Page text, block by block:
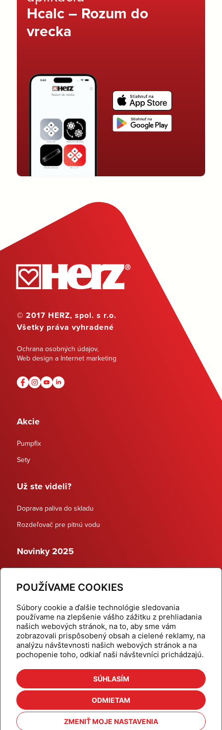
POUŽÍVAME COOKIES
Súbory cookie a ďalšie technológie sledovania
používame na zlepšenie vášho zážitku z prehliadania
našich webových stránok, na to, aby sme vám
zobrazovali prispôsobený obsah a cielené reklamy, na
analýzu návštevnosti našich webových stránok a na
pochopenie toho, odkiaľ naši návštevníci prichádzajú.
SÚHLASÍM
ODMIETAM
ZMENIŤ MOJE NASTAVENIA
Hcalc – Rozum do
vrecka
© 2017 HERZ, spol. s r.o.
Všetky práva vyhradené
Ochrana osobných údajov,
Web design a Internet marketing
Akcie
Pumpfix
Sety
Už ste videli?
Doprava paliva do skladu
Rozdeľovač pre pitnú vodu
Novinky 2025
Dynamické termostatické ventily
Domov
Produkty
Aktuality
Odber šikovné tipy
Kalkulačky
Cenníky
Na stiahnutie
Referencie
Kontakt